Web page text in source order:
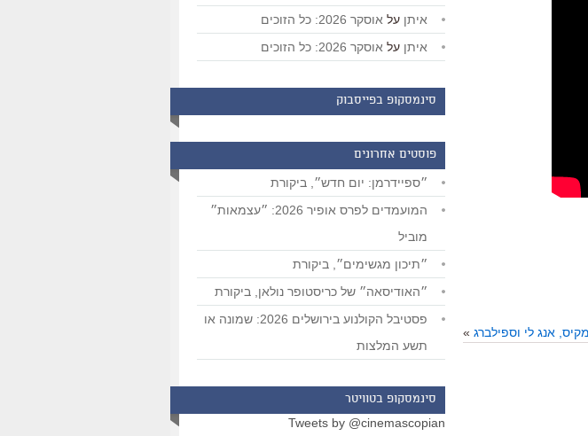
אנג לי וספילברג »
איתן על אוסקר 2026: כל הזוכים
איתן על אוסקר 2026: כל הזוכים
סינמסקופ בפייסבוק
פוסטים אחרונים
״ספיידרמן: יום חדש״, ביקורת
המועמדים לפרס אופיר 2026: ״עצמאות״
מוביל
״תיכון מגשימים״, ביקורת
״האודיסאה״ של כריסטופר נולאן, ביקורת
פסטיבל הקולנוע בירושלים 2026: שמונה או
תשע המלצות
סינמסקופ בטוויטר
Tweets by @cinemascopian